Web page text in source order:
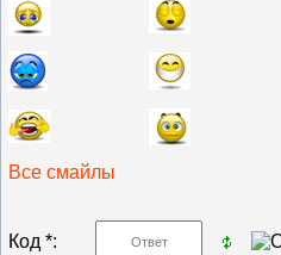
Все смайлы
Код *: